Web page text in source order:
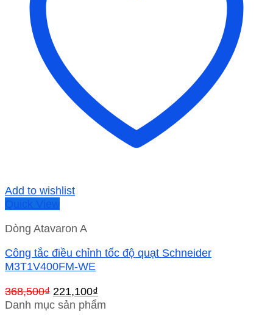
Add to wishlist
Quick View
Dòng Atavaron A
Công tắc điều chỉnh tốc độ quạt Schneider
M3T1V400FM-WE
368,500₫ Giá
gốc
221,100₫
hiện
Danh mục sản phẩm